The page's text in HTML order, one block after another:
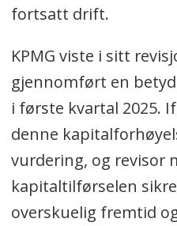
fortsatt drift.
KPMG viste i sitt
gjennomført en
i første kvartal 2025.
denne
vurdering, og revisor
kapitaltilførselen
overskuelig fremtid